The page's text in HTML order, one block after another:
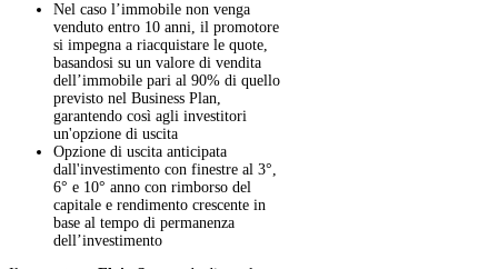
Nel caso l’immobile non venga
venduto entro 10 anni, il promotore
si impegna a riacquistare le quote,
basandosi su un valore di vendita
dell’immobile pari al 90% di quello
previsto nel Business Plan,
garantendo così agli investitori
un'opzione di uscita
Opzione di uscita anticipata
dall'investimento con finestre al 3°,
6° e 10° anno con rimborso del
capitale e rendimento crescente in
base al tempo di permanenza
dell’investimento